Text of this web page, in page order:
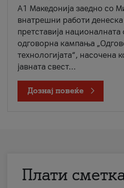
A1 Македонија заедно со
внатрешни работи денеска
претставија
одговорна кампања
технологијата“, насочена
јавната свест...
Дознај повеќе
Плати